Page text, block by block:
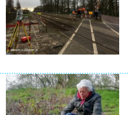
Dieren & Tuin
Horeca & Uitgaan
Vervoer, Auto's & Fietsen
Wonen & Interieur